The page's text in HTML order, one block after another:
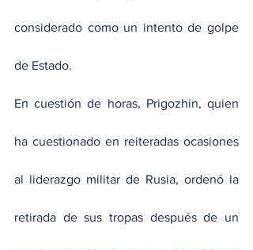
considerado como un intento de golpe
de Estado.
En cuestión de horas, Prigozhin, quien
ha cuestionado en reiteradas ocasiones
al liderazgo militar de Rusia, ordenó la
retirada de sus tropas después de un